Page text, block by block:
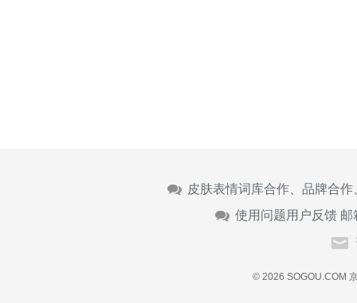
皮肤表情词库合作、品牌合
使用问题用户反馈 邮
© 2026 SOGOU.COM